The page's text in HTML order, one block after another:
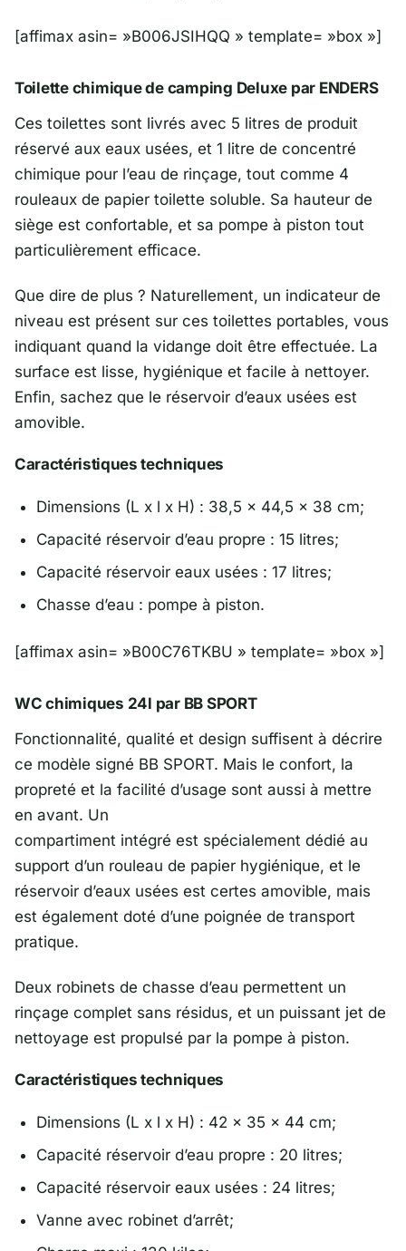
[affimax asin= »B006JSIHQQ » template= »box »]
Toilette chimique de camping Deluxe par ENDERS
Ces toilettes sont livrés avec 5 litres de produit
réservé aux eaux usées, et 1 litre de concentré
chimique pour l’eau de rinçage, tout comme 4
rouleaux de papier toilette soluble. Sa hauteur de
siège est confortable, et sa pompe à piston tout
particulièrement efficace.
Que dire de plus ? Naturellement, un indicateur de
niveau est présent sur ces toilettes portables, vous
indiquant quand la vidange doit être effectuée. La
surface est lisse, hygiénique et facile à nettoyer.
Enfin, sachez que le réservoir d’eaux usées est
amovible.
Caractéristiques techniques
Dimensions (L x l x H) : 38,5 x 44,5 x 38 cm;
Capacité réservoir d’eau propre : 15 litres;
Capacité réservoir eaux usées : 17 litres;
Chasse d’eau : pompe à piston.
[affimax asin= »B00C76TKBU » template= »box »]
WC chimiques 24l par BB SPORT
Fonctionnalité, qualité et design suffisent à décrire
ce modèle signé BB SPORT. Mais le confort, la
propreté et la facilité d’usage sont aussi à mettre
en avant. Un
compartiment intégré est spécialement dédié au
support d’un rouleau de papier hygiénique, et le
réservoir d’eaux usées est certes amovible, mais
est également doté d’une poignée de transport
pratique.
Deux robinets de chasse d’eau permettent un
rinçage complet sans résidus, et un puissant jet de
nettoyage est propulsé par la pompe à piston.
Caractéristiques techniques
Dimensions (L x l x H) : 42 x 35 x 44 cm;
Capacité réservoir d’eau propre : 20 litres;
Capacité réservoir eaux usées : 24 litres;
Vanne avec robinet d’arrêt;